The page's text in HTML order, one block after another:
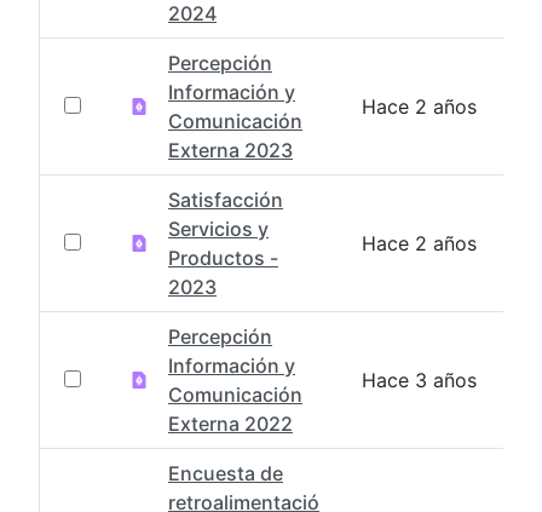
2024
Percepción
Información y
Comunicación
Externa 2023
Hace 2 años
Satisfacción
Servicios y
Productos -
2023
Hace 2 años
Percepción
Información y
Comunicación
Externa 2022
Hace 3 años
Encuesta de
retroalimentació